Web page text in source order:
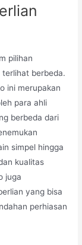
pilihan
berbeda.
ini merupakan
para ahli
berbeda dari
simpel hingga
kualitas
juga
yang bisa
perhiasan